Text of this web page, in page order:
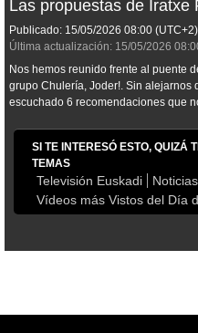
Las propuestas de Iratxe
Publicado: 15/05/2026 08:00 (UTC+2)
Última actualización: 15/05/2026
Nos hemos reunido frente al puente
grupo Chulería, Joder!. Sin alejarnos
escuchado 6 recomendaciones que
SI TE INTERESÓ ESTO, QUIZÁ
TEMAS
Televisión Euskadi
Vídeos más Vistos del Día